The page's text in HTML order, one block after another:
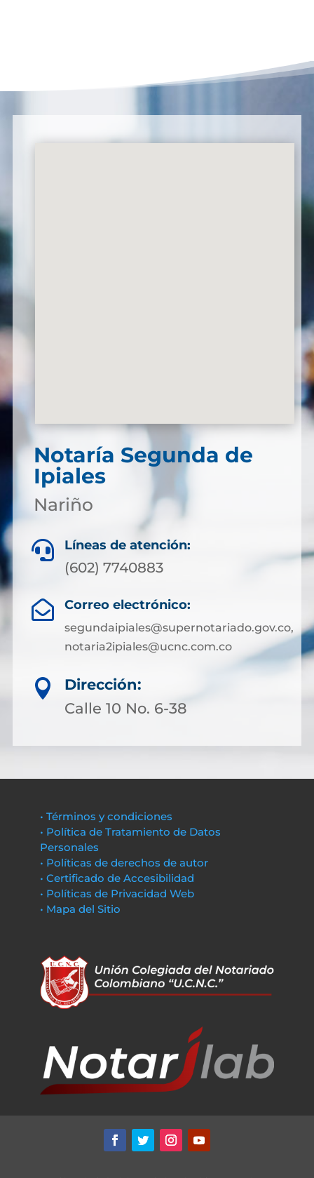
Notaría Segunda de
Ipiales
Nariño
 Líneas de atención:
(602) 7740883
 Correo electrónico:
segundaipiales@supernotariado.gov.co,
notaria2ipiales@ucnc.com.co

Dirección:
Calle 10 No. 6-38
• Términos y condiciones
• Política de Tratamiento de Datos
Personales
• Políticas de derechos de autor
• Certificado de Accesibilidad
• Políticas de Privacidad Web
• Mapa del Sitio